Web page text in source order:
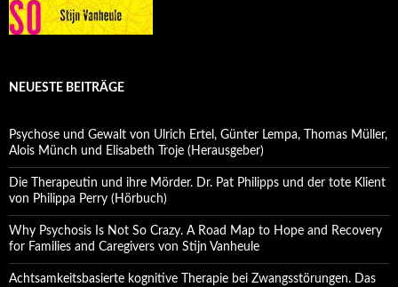
NEUESTE BEITRÄGE
Psychose und Gewalt von Ulrich Ertel, Günter Lempa, Thomas Müller,
Alois Münch und Elisabeth Troje (Herausgeber)
Die Therapeutin und ihre Mörder. Dr. Pat Philipps und der tote Klient
von Philippa Perry (Hörbuch)
Why Psychosis Is Not So Crazy. A Road Map to Hope and Recovery
for Families and Caregivers von Stijn Vanheule
Achtsamkeitsbasierte kognitive Therapie bei Zwangsstörungen. Das